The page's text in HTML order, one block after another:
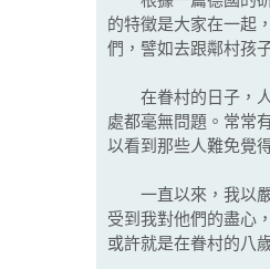
的特徵是大家在一起
們，譬如去跟鄰村孩
在眷村的日子，人
處都毫無問題。常常
以看到那些人難免覺
一直以來，我以嚴
受到我對他們的盡心
或許就是在眷村的八